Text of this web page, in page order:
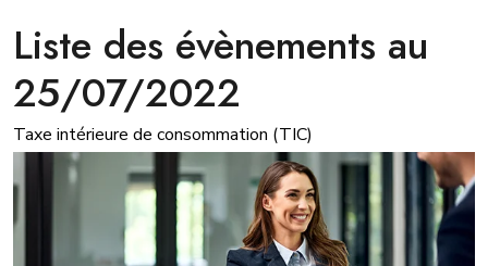
Liste des évènements au
25/07/2022
Taxe intérieure de consommation (TIC)